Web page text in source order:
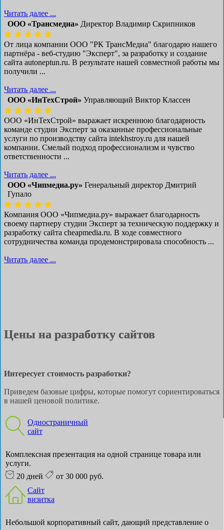
Читать далее ...
ООО «Трансмедиа» Директор Владимир Скрипников
От лица компании ООО "РК ТрансМедиа" благодарю нашего
партнёра - веб-студию "Эксперт", за разработку и создание
сайта autoneptun.ru. В результате нашей совместной работы мы
получили ...
Читать далее ...
ООО «ИнТехСтрой» Управляющий Виктор Классен
ООО «ИнТехСтрой» выражает искреннюю благодарность
команде студии Эксперт за оказанные профессиональные
услуги по производству сайта intekhstroy.ru для нашей
компании. Смелый подход профессионализм и чувство
ответственности ...
Читать далее ...
ООО «Чипмедиа.ру» Генеральный директор Дмитрий
Гупало
Компания ООО «Чипмедиа.ру» выражает благодарность
своему партнеру студии Эксперт за техническую поддержку и
разработку сайта cheapmedia.ru. В ходе совместного
сотрудничества команда продемонстрировала способность ...
Читать далее ...
Цены на разработку сайтов
Интересует стоимость разработки?
Приведем базовые цифры, которые помогут сориентироваться
в нашей ценовой политике.
Одностраничный
сайт
Комплексная презентация на одной странице товара или
услуги.
20 дней
от 30 000 руб.
Сайт
визитка
Небольшой корпоративный сайт, дающий представление о